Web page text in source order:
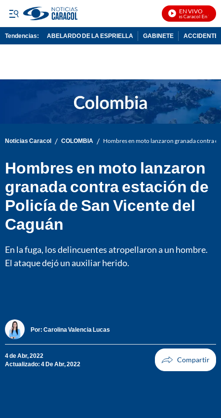
EN VIVO
Noticias Caracol En Vivo
Tendencias: ABELARDO DE LA ESPRIELLA GABINETE ACCIDENTE
Noticias Caracol / COLOMBIA / Hombres en moto lanzaron granada contra
Hombres en moto lanzaron
granada contra estación de
Policía de San Vicente del
Caguán
En la fuga, los delincuentes atropellaron a un hombre.
El ataque dejó un auxiliar herido.
Por: Carolina Valencia Lucas
4 de Abr, 2022
Actualizado: 4 De Abr, 2022